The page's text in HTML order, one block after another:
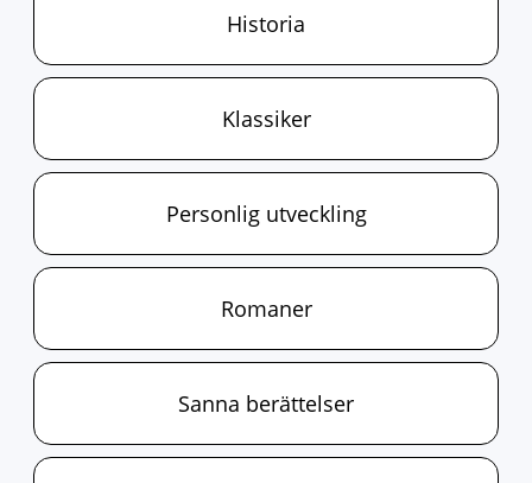
Historia
Klassiker
Personlig utveckling
Romaner
Sanna berättelser